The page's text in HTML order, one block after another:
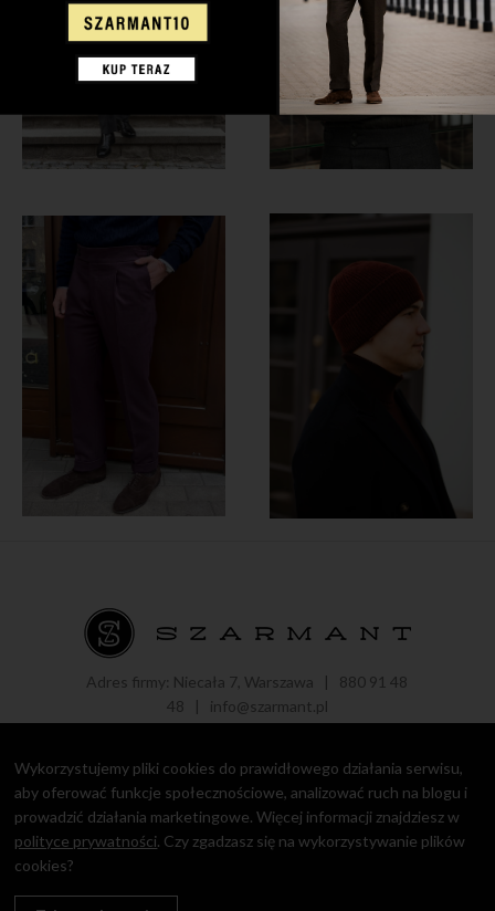
Adres firmy: Niecała 7, Warszawa | 880 91 48
48 | info@szarmant.pl
Copyright © 2016 - 2021 Roman Zaczkiewicz.
Polityka prywatności
Wykorzystujemy pliki cookies do prawidłowego działania serwisu,
aby oferować funkcje społecznościowe, analizować ruch na blogu i
prowadzić działania marketingowe. Więcej informacji znajdziesz w
polityce prywatności. Czy zgadzasz się na wykorzystywanie plików
cookies?